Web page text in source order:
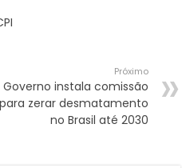
Próximo
Governo instala comissão
para zerar desmatamento
no Brasil até 2030